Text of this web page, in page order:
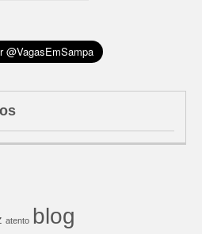
atento blog